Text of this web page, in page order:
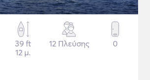
39 ft
12 μ.
12 Πλεύσης 0